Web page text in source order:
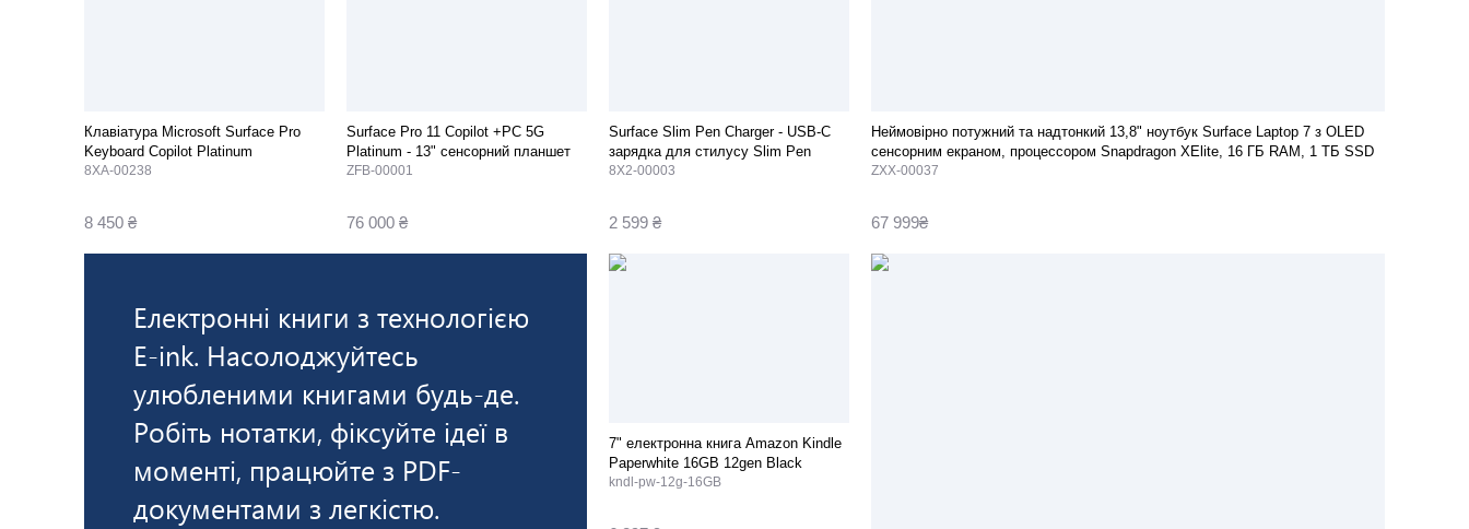
Клавіатура Microsoft Surface Pro
Keyboard Copilot Platinum
8XA-00238
8 450 ₴
Surface Pro 11 Copilot +PC 5G
Platinum - 13" сенсорний планшет
ZFB-00001
76 000 ₴
Surface Slim Pen Charger - USB-C
зарядка для стилусу Slim Pen
8X2-00003
2 599 ₴
Неймовірно потужний та надтонкий 13,8" ноутбук Surface Laptop 7 з OLED
сенсорним екраном, процессором Snapdragon XElite, 16 ГБ RAM, 1 ТБ SSD
ZXX-00037
67 999₴
Електронні книги з технологією
E-ink. Насолоджуйтесь
улюбленими книгами будь-де.
Робіть нотатки, фіксуйте ідеї в
моменті, працюйте з PDF-
документами з легкістю.
7" електронна книга Amazon Kindle
Paperwhite 16GB 12gen Black
kndl-pw-12g-16GB